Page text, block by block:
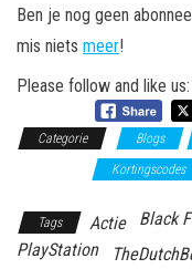
Ben je nog geen
mis niets meer!
Please follow and like us:
Categorie Blogs
Kortingscodes
Tags Actie Black
PlayStation